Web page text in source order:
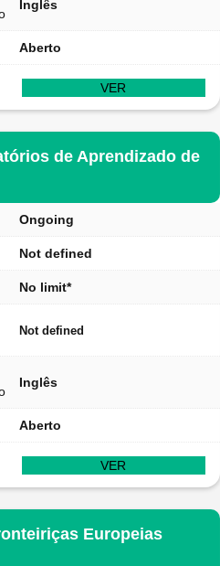
Inglês
Aberto
VER
de Aprendizado de
Ongoing
Not defined
No limit*
Not defined
Inglês
Aberto
VER
Europeias